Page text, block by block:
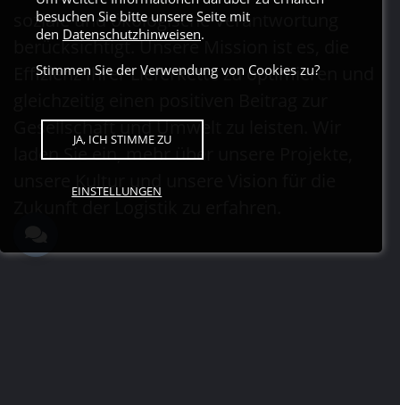
soziale und ökologische Verantwortung
berücksichtigt. Unsere Mission ist es, die
Effizienz Ihrer Lieferkette zu optimieren und
Gesellschaft und Umwelt zu leisten. Wir
laden Sie ein, mehr über unsere Projekte,
besuchen Sie bitte unsere Seite mit
den Datenschutzhinweisen.
Stimmen Sie der Verwendung von Cookies zu?
JA, ICH STIMME ZU
EINSTELLUNGEN